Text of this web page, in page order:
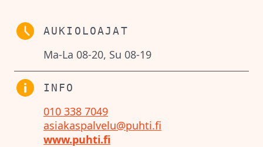
AUKIOLOAJAT
Ma-La 08-20, Su 08-19
INFO
010 338 7049
asiakaspalvelu@puhti.fi
www.puhti.fi